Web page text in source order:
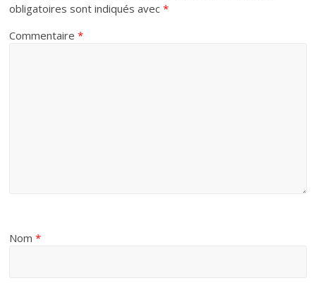
obligatoires sont indiqués avec*
Commentaire*
Nom*